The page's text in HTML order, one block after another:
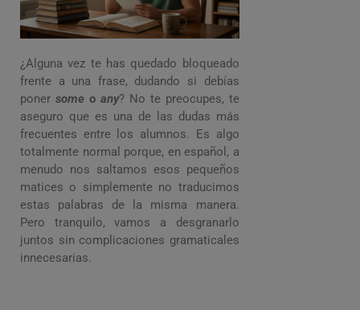
¿Alguna vez te has quedado bloqueado
frente a una frase, dudando si debías
poner someo any? No te preocupes, te
aseguro que es una de las dudas más
frecuentes entre los alumnos. Es algo
totalmente normal porque, en español, a
menudo nos saltamos esos pequeños
matices o simplemente no traducimos
estas palabras de la misma manera.
Pero tranquilo, vamos a desgranarlo
juntos sin complicaciones gramaticales
innecesarias.